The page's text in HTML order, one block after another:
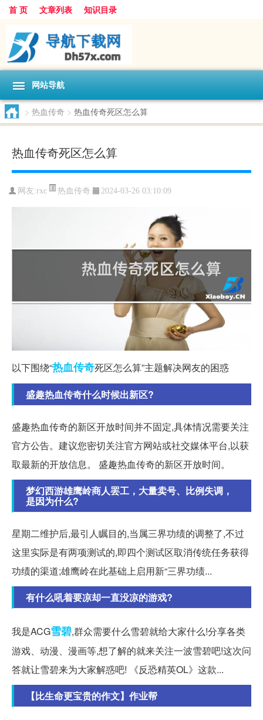
首 页 文章列表 知识目录
网站导航
> 热血传奇 > 热血传奇死区怎么算
热血传奇死区怎么算
网友:rxc 热血传奇 2024-03-26 03:10:09
以下围绕“热血传奇死区怎么算”主题解决网友的困惑
盛趣热血传奇什么时候出新区?
盛趣热血传奇的新区开放时间并不固定,具体情况需要关注
官方公告。建议您密切关注官方网站或社交媒体平台,以获
取最新的开放信息。 盛趣热血传奇的新区开放时间。
梦幻西游雄鹰岭商人罢工，大量卖号、比例失调，
是因为什么?
星期二维护后,最引人瞩目的,当属三界功绩的调整了,不过
这里实际是有两项测试的,即四个测试区取消传统任务获得
功绩的渠道;雄鹰岭在此基础上启用新“三界功绩...
有什么吼着要凉却一直没凉的游戏?
我是ACG雪碧,群众需要什么雪碧就给大家什么!分享各类
游戏、动漫、漫画等,想了解的就来关注一波雪碧吧!这次问
答就让雪碧来为大家解惑吧! 《反恐精英OL》这款...
【比生命更宝贵的作文】作业帮